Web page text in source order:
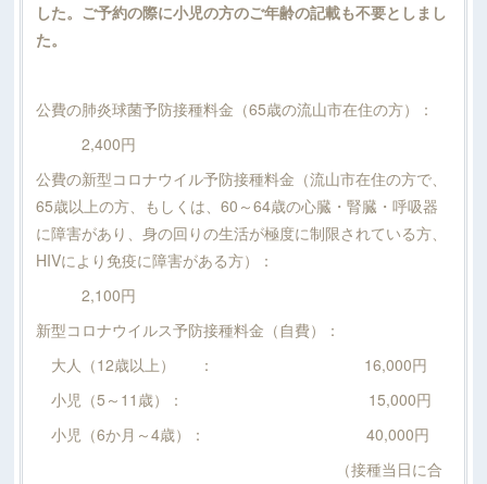
した。ご予約の際に小児の方のご年齢の記載も不要としまし
た。
公費の肺炎球菌予防接種料金（65歳の流山市在住の方）：
2,400円
公費の新型コロナウイル予防接種料金（流山市在住の方で、
65歳以上の方、もしくは、60～64歳の心臓・腎臓・呼吸器
に障害があり、身の回りの生活が極度に制限されている方、
HIVにより免疫に障害がある方）：
2,100円
新型コロナウイルス予防接種料金（自費）：
大人（12歳以上） ： 16,000円
小児（5～11歳）： 15,000円
小児（6か月～4歳）： 40,000円
（接種当日に合